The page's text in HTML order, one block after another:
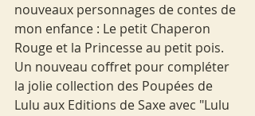
nouveaux personnages de contes de
mon enfance : Le petit Chaperon
Rouge et la Princesse au petit pois.
Un nouveau coffret pour compléter
la jolie collection des Poupées de
Lulu aux Editions de Saxe avec "Lulu